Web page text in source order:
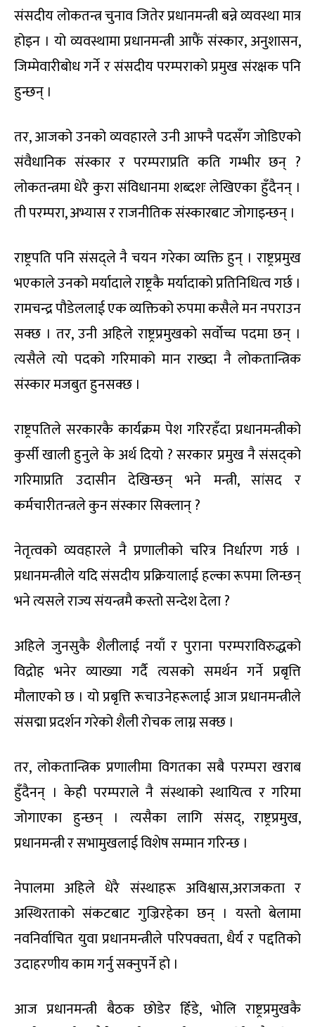
संसदीय लोकतन्त्र चुनाव जितेर प्रधानमन्त्री बन्ने व्यवस्था मात्र
होइन । यो व्यवस्थामा प्रधानमन्त्री आफैं संस्कार, अनुशासन,
जिम्मेवारीबोध गर्ने र संसदीय परम्पराको प्रमुख संरक्षक पनि
हुन्छन् ।
तर, आजको उनको व्यवहारले उनी आफ्नै पदसँग जोडिएको
संवैधानिक संस्कार र परम्पराप्रति कति गम्भीर छन् ?
लोकतन्त्रमा धेरै कुरा संविधानमा शब्दशः लेखिएका हुँदैनन् ।
ती परम्परा, अभ्यास र राजनीतिक संस्कारबाट जोगाइन्छन् ।
राष्ट्रपति पनि संसद्ले नै चयन गरेका व्यक्ति हुन् । राष्ट्रप्रमुख
भएकाले उनको मर्यादाले राष्ट्रकै मर्यादाको प्रतिनिधित्व गर्छ ।
रामचन्द्र पौडेललाई एक व्यक्तिको रुपमा कसैले मन नपराउन
सक्छ । तर, उनी अहिले राष्ट्रप्रमुखको सर्वोच्च पदमा छन् ।
त्यसैले त्यो पदको गरिमाको मान राख्दा नै लोकतान्त्रिक
संस्कार मजबुत हुनसक्छ ।
राष्ट्रपतिले सरकारकै कार्यक्रम पेश गरिरहँदा प्रधानमन्त्रीको
कुर्सी खाली हुनुले के अर्थ दियो ? सरकार प्रमुख नै संसद्को
गरिमाप्रति उदासीन देखिन्छन् भने मन्त्री, सांसद र
कर्मचारीतन्त्रले कुन संस्कार सिक्लान् ?
नेतृत्वको व्यवहारले नै प्रणालीको चरित्र निर्धारण गर्छ ।
प्रधानमन्त्रीले यदि संसदीय प्रक्रियालाई हल्का रूपमा लिन्छन्
भने त्यसले राज्य संयन्त्रमै कस्तो सन्देश देला ?
अहिले जुनसुकै शैलीलाई नयाँ र पुराना परम्पराविरुद्धको
विद्रोह भनेर व्याख्या गर्दै त्यसको समर्थन गर्ने प्रबृत्ति
मौलाएको छ । यो प्रबृत्ति रूचाउनेहरूलाई आज प्रधानमन्त्रीले
संसद्मा प्रदर्शन गरेको शैली रोचक लाग्न सक्छ ।
तर, लोकतान्त्रिक प्रणालीमा विगतका सबै परम्परा खराब
हुँदैनन् । केही परम्पराले नै संस्थाको स्थायित्व र गरिमा
जोगाएका हुन्छन् । त्यसैका लागि संसद्, राष्ट्रप्रमुख,
प्रधानमन्त्री र सभामुखलाई विशेष सम्मान गरिन्छ ।
नेपालमा अहिले धेरै संस्थाहरू अविश्वास,अराजकता र
अस्थिरताको संकटबाट गुज्रिरहेका छन् । यस्तो बेलामा
नवनिर्वाचित युवा प्रधानमन्त्रीले परिपक्वता, धैर्य र पद्दतिको
उदाहरणीय काम गर्नु सक्नुपर्ने हो ।
आज प्रधानमन्त्री बैठक छोडेर हिँडे, भोलि राष्ट्रप्रमुखकै